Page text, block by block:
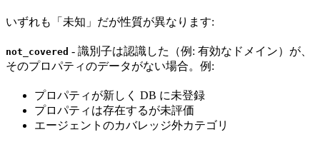
いずれも「未知」だが性質が異なります:
not_covered - 識別子は認識した（例: 有効なドメイン）が、
そのプロパティのデータがない場合。例:
プロパティが新しく DB に未登録
プロパティは存在するが未評価
エージェントのカバレッジ外カテゴリ